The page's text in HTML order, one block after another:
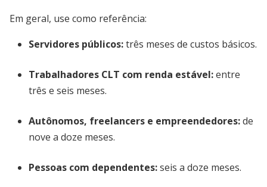
Em geral, use como referência:
Servidores públicos:três meses de custos básicos.
Trabalhadores CLT com renda estável:entre
três e seis meses.
Autônomos, freelancers e empreendedores:de
nove a doze meses.
Pessoas com dependentes:seis a doze meses.